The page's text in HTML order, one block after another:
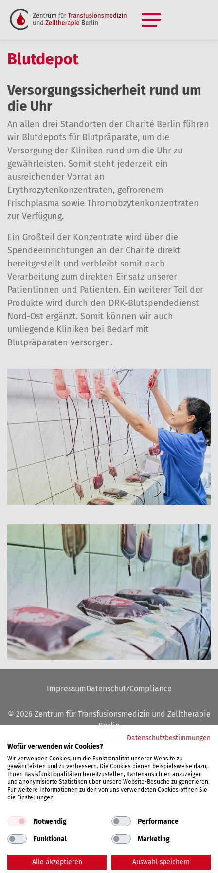
Blutdepot
Versorgungssicherheit rund um
die Uhr
An allen drei Standorten der Charité Berlin führen
wir Blutdepots für Blutpräparate, um die
Versorgung der Kliniken rund um die Uhr zu
gewährleisten. Somit steht jederzeit ein
ausreichender Vorrat an
Erythrozytenkonzentraten, gefrorenem
Frischplasma sowie Thromobzytenkonzentraten
zur Verfügung.
Ein Großteil der Konzentrate wird über die
Spendeeinrichtungen an der Charité direkt
bereitgestellt und verbleibt somit nach
Verarbeitung zum direkten Einsatz unserer
Patientinnen und Patienten. Ein weiterer Teil der
Produkte wird durch den DRK-Blutspendedienst
Nord-Ost ergänzt. Somit können wir auch
umliegende Kliniken bei Bedarf mit
Blutpräparaten versorgen.
ImpressumDatenschutzCompliance
© 2026 Zentrum für Transfusionsmedizin und Zelltherapie
Berlin
Ein Gemeinschaftsunternehmen der Charite -
Universitätsmedizin Berlin und des DRK-Blutspendedienstes
Nord-Ost
Datenschutzbestimmungen
Wofür verwenden wir Cookies?
Wir verwenden Cookies, um die Funktionalität unserer Website zu
gewährleisten und zu verbessern. Die Cookies dienen beispielsweise dazu,
Ihnen Basisfunktionalitäten bereitzustellen, Kartenansichten anzuzeigen
und anonymisierte Statistiken über unsere Website-Besuche zu generieren.
Für weitere Informationen zu den von uns verwendeten Cookies öffnen Sie
die Einstellungen.
Notwendig Performance
Funktional Marketing
Alle akzeptieren Auswahl speichern